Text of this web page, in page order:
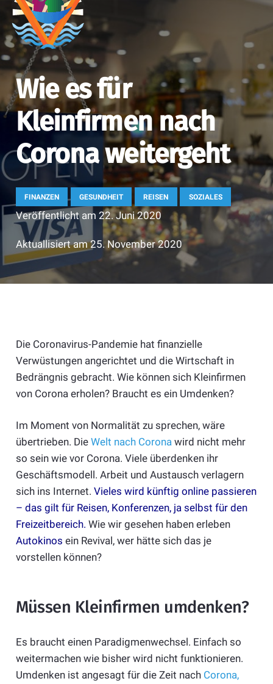
Wie es für
Kleinfirmen nach
Corona weitergeht
FINANZEN GESUNDHEIT REISEN SOZIALES
Veröffentlicht am 22. Juni 2020
Aktuallisiert am25. November 2020
Die Coronavirus-Pandemie hat finanzielle
Verwüstungen angerichtet und die Wirtschaft in
Bedrängnis gebracht. Wie können sich Kleinfirmen
von Corona erholen? Braucht es ein Umdenken?
Im Moment von Normalität zu sprechen, wäre
übertrieben. Die Welt nach Coronawird nicht mehr
so sein wie vor Corona. Viele überdenken ihr
Geschäftsmodell. Arbeit und Austausch verlagern
sich ins Internet. Vieles wird künftig online passieren
– das gilt für Reisen, Konferenzen, ja selbst für den
Freizeitbereich. Wie wir gesehen haben erleben
Autokinos ein Revival, wer hätte sich das je
vorstellen können?
Müssen Kleinfirmen umdenken?
Es braucht einen Paradigmenwechsel. Einfach so
weitermachen wie bisher wird nicht funktionieren.
Umdenken ist angesagt für die Zeit nach Corona,